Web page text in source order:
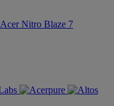
Acer Nitro Blaze 7